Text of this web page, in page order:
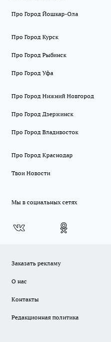
Про Город Йошкар-Ола
Про Город Курск
Про Город Рыбинск
Про Город Уфа
Про Город Нижний Новгород
Про Город Дзержинск
Про Город Владивосток
Про Город Краснодар
Твои Новости
Мы в социальных сетях
Заказать рекламу
О нас
Контакты
Редакционная политика